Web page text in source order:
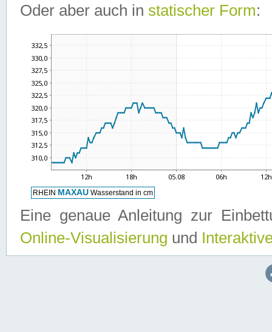
Oder aber auch in statischer Form:
Eine genaue Anleitung zur
Online-Visualisierung und